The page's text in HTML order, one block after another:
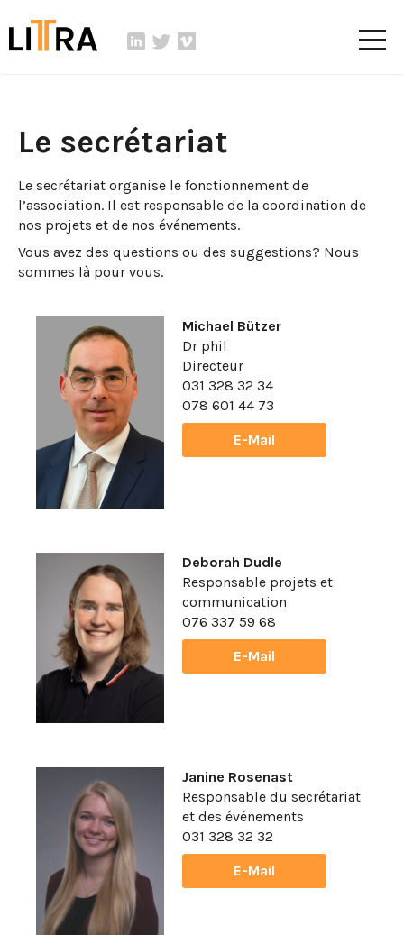
Le secrétariat
Le secrétariat organise le fonctionnement de
l’association. Il est responsable de la coordination de
nos projets et de nos événements.
Vous avez des questions ou des suggestions? Nous
sommes là pour vous.
Michael Bützer
Dr phil
Directeur
031 328 32 34
078 601 44 73
E-Mail
Deborah Dudle
Responsable projets et
communication
076 337 59 68
E-Mail
Janine Rosenast
Responsable du secrétariat
et des événements
031 328 32 32
E-Mail